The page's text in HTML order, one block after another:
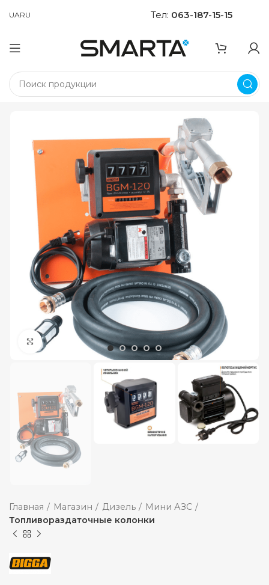
UARU Тел: 063-187-15-15
Увеличить
Главная Магазин Дизель
Мини АЗС
Топливораздаточные колонки